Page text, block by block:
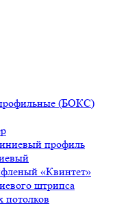
(БОКС)
профиль
«Квинтет»
штрипса
потолков